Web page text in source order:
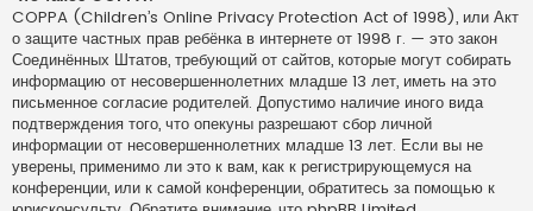
COPPA (Children’s Online Privacy Protection Act of 1998), или Акт
о защите частных прав ребёнка в интернете от 1998 г. — это закон
Соединённых Штатов, требующий от сайтов, которые могут собирать
информацию от несовершеннолетних младше 13 лет, иметь на это
письменное согласие родителей. Допустимо наличие иного вида
подтверждения того, что опекуны разрешают сбор личной
информации от несовершеннолетних младше 13 лет. Если вы не
уверены, применимо ли это к вам, как к регистрирующемуся на
конференции, или к самой конференции, обратитесь за помощью к